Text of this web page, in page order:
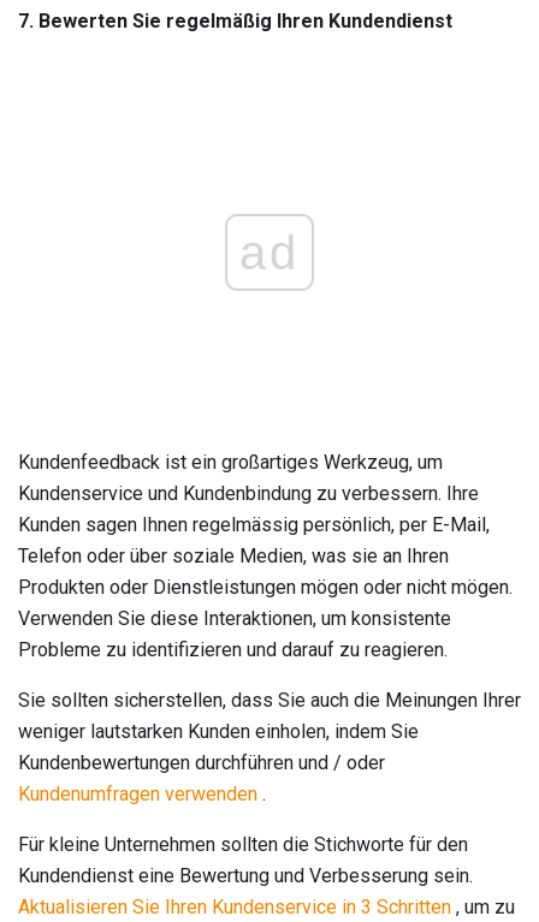
7. Bewerten Sie regelmäßig Ihren Kundendienst
ad
Kundenfeedback ist ein großartiges Werkzeug, um
Kundenservice und Kundenbindung zu verbessern. Ihre
Kunden sagen Ihnen regelmässig persönlich, per E-Mail,
Telefon oder über soziale Medien, was sie an Ihren
Produkten oder Dienstleistungen mögen oder nicht mögen.
Verwenden Sie diese Interaktionen, um konsistente
Probleme zu identifizieren und darauf zu reagieren.
Sie sollten sicherstellen, dass Sie auch die Meinungen Ihrer
weniger lautstarken Kunden einholen, indem Sie
Kundenbewertungen durchführen und / oder
Kundenumfragen verwenden .
Für kleine Unternehmen sollten die Stichworte für den
Kundendienst eine Bewertung und Verbesserung sein.
Aktualisieren Sie Ihren Kundenservice in 3 Schritten , um zu